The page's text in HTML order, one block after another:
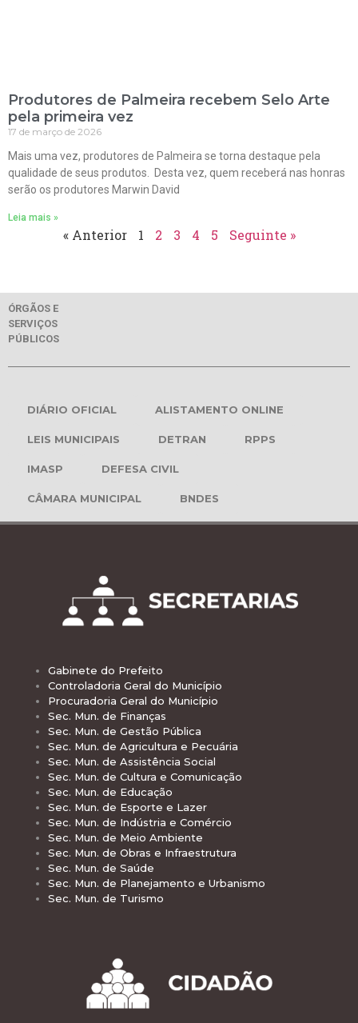
Produtores de Palmeira recebem Selo Arte
pela primeira vez
17 de março de 2026
Mais uma vez, produtores de Palmeira se torna destaque pela
qualidade de seus produtos. Desta vez, quem receberá nas honras
serão os produtores Marwin David
Leia mais »
« Anterior 1 2 3 4 5 Seguinte »
ÓRGÃOS E
SERVIÇOS
PÚBLICOS
DIÁRIO OFICIAL ALISTAMENTO ONLINE
LEIS MUNICIPAIS DETRAN RPPS
IMASP DEFESA CIVIL
CÂMARA MUNICIPAL BNDES
Gabinete do Prefeito
Controladoria Geral do Município
Procuradoria Geral do Município
Sec. Mun. de Finanças
Sec. Mun. de Gestão Pública
Sec. Mun. de Agricultura e Pecuária
Sec. Mun. de Assistência Social
Sec. Mun. de Cultura e Comunicação
Sec. Mun. de Educação
Sec. Mun. de Esporte e Lazer
Sec. Mun. de Indústria e Comércio
Sec. Mun. de Meio Ambiente
Sec. Mun. de Obras e Infraestrutura
Sec. Mun. de Saúde
Sec. Mun. de Planejamento e Urbanismo
Sec. Mun. de Turismo